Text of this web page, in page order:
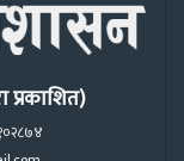
प्रकाशित)